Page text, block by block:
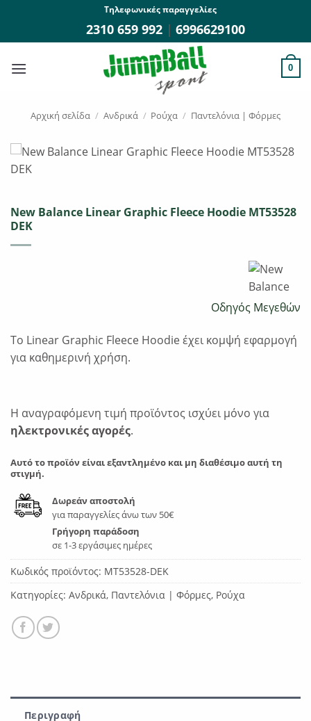
περιεχόμενο
Τηλεφωνικές παραγγελίες
2310 659 992 | 6996629100
0
Αρχική σελίδα / Ανδρικά / Ρούχα / Παντελόνια | Φόρμες
New Balance Linear Graphic Fleece Hoodie MT53528
DEK
Οδηγός Μεγεθών
Το Linear Graphic Fleece Hoodie έχει κομψή εφαρμογή
για καθημερινή χρήση.
Η αναγραφόμενη τιμή προϊόντος ισχύει μόνο για
ηλεκτρονικές αγορές.
Αυτό το προϊόν είναι εξαντλημένο και μη διαθέσιμο αυτή τη
στιγμή.
Δωρεάν αποστολή
για παραγγελίες άνω των 50€
Γρήγορη παράδοση
σε 1-3 εργάσιμες ημέρες
Κωδικός προϊόντος: MT53528-DEK
Κατηγορίες: Ανδρικά, Παντελόνια | Φόρμες, Ρούχα
Περιγραφή